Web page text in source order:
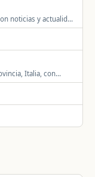
noticias y actualidad
Italia, con